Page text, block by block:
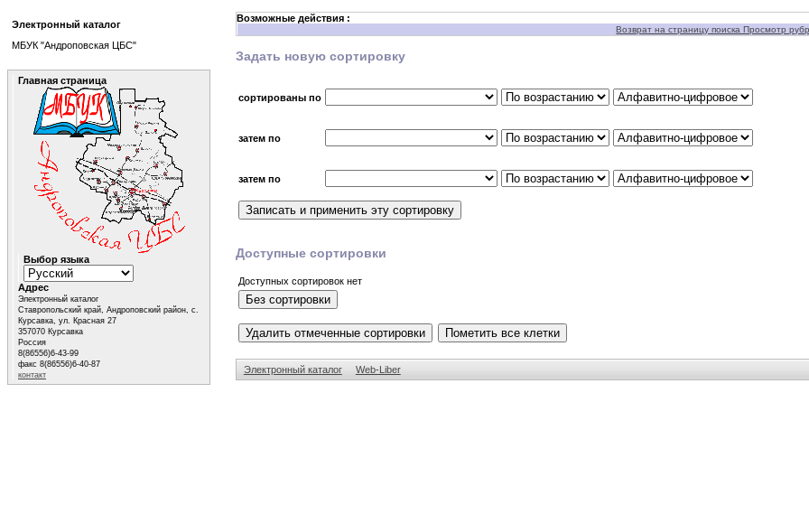
Возможные действия :
Возврат на страницу поиска Просмотр
Задать новую сортировку
сортированы по
затем по
затем по
Доступные сортировки
Доступных сортировок нет
Электронный каталог Web-Liber
Электронный каталог
МБУК "Андроповская ЦБС"
Главная страница
Выбор языка
Адрес
Электронный каталог
Ставропольский край, Андроповский район, с.
Курсавка, ул. Красная 27
357070 Курсавка
Россия
8(86556)6-43-99
факс 8(86556)6-40-87
контакт